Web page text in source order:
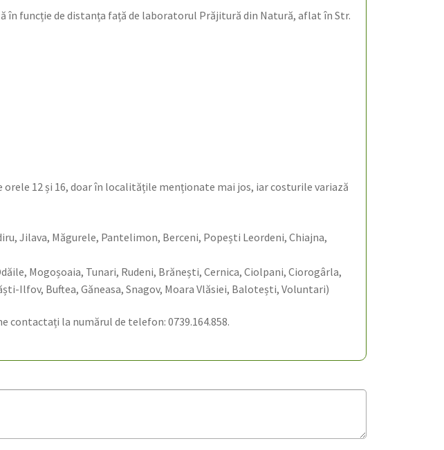
funcție de distanța față de laboratorul Prăjitură din Natură, aflat în Str.
12 și 16, doar în localitățile menționate mai jos, iar costurile variază
Jilava, Măgurele, Pantelimon, Berceni, Popești Leordeni, Chiajna,
Mogoșoaia, Tunari, Rudeni, Brănești, Cernica, Ciolpani, Ciorogârla,
Ilfov, Buftea, Găneasa, Snagov, Moara Vlăsiei, Balotești, Voluntari)
contactați la numărul de telefon: 0739.164.858.